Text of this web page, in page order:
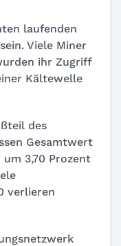
laufenden
Viele Miner
ihr Zugriff
Kältewelle
des
Gesamtwert
3,70 Prozent
verlieren